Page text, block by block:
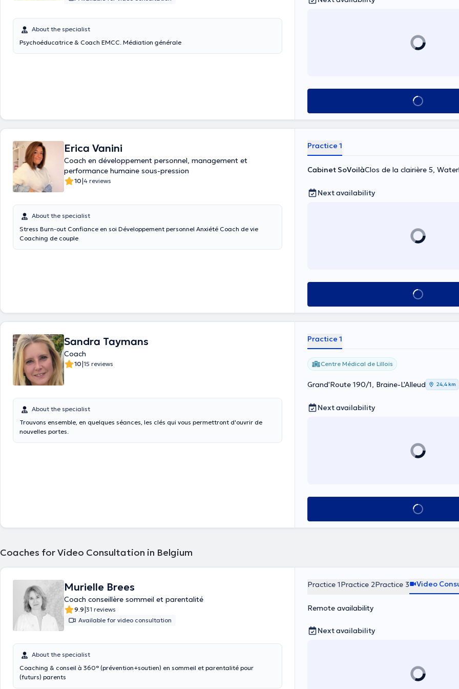
About the specialist
Psychoéducatrice & Coach EMCC. Médiation générale
See all
Erica Vanini
Coach en développement personnel, management et
performance humaine sous-pression
10|4 reviews
About the specialist
Stress Burn-out Confiance en soi Développement personnel Anxiété Coach de vie
Coaching de couple
Practice 1
Cabinet SoVoilàClos de la clairière 5,
Next availability
See all
Sandra Taymans
Coach
10|15 reviews
About the specialist
Trouvons ensemble, en quelques séances, les clés qui vous permettront d'ouvrir de
nouvelles portes.
Practice 1
Centre Médical de Lillois
Grand'Route 190/1, Braine-L'Alleud 24,4 km
Next availability
See all
Coaches for Video Consultation in Belgium
Murielle Brees
Coach conseillère sommeil et parentalité
9.9|31 reviews
Available for video consultation
About the specialist
Coaching & conseil à 360° (prévention+soutien) en sommeil et parentalité pour
(futurs) parents
Practice 1Practice 2Practice 3 Video
Remote availability
Next availability